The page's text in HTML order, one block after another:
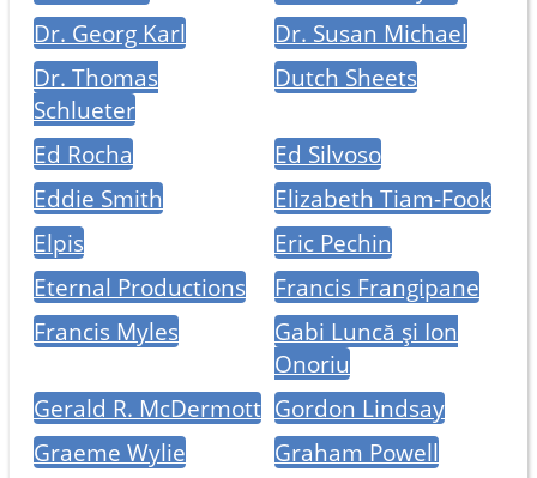
Dr. Georg Karl
Dr. Susan Michael
Dr. Thomas
Schlueter
Dutch Sheets
Ed Rocha
Ed Silvoso
Eddie Smith
Elizabeth Tiam-Fook
Elpis
Eric Pechin
Eternal Productions
Francis Frangipane
Francis Myles
Gabi Luncă și Ion
Onoriu
Gerald R. McDermott Gordon Lindsay
Graeme Wylie
Graham Powell